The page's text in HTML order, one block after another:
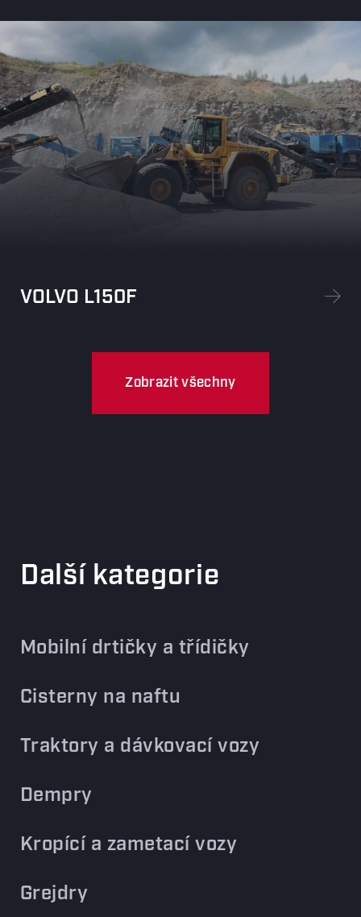
VOLVO L150F
Zobrazit všechny
Další kategorie
Mobilní drtičky a třídičky
Cisterny na naftu
Traktory a dávkovací vozy
Dempry
Kropící a zametací vozy
Grejdry